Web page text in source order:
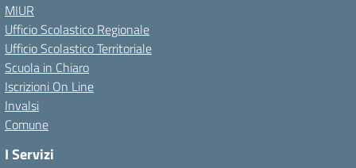
MIUR
Ufficio Scolastico Regionale
Ufficio Scolastico Territoriale
Scuola in Chiaro
Iscrizioni On Line
Invalsi
Comune
I Servizi